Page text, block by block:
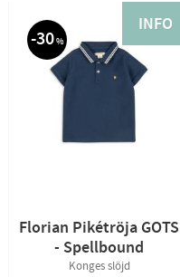
Florian Pikétröja GOTS
- Spellbound
Konges slöjd
30%
INFO